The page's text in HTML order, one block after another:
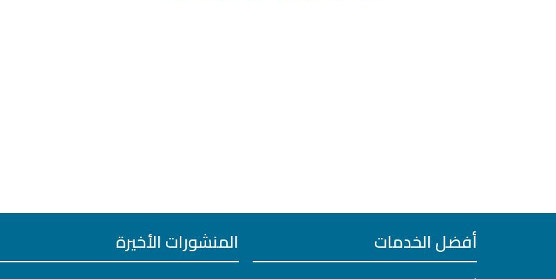
أفضل الخدمات المنشورات الأخيرة